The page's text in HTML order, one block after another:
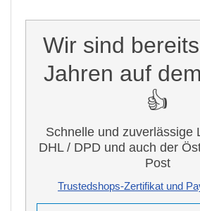
Wir sind
Jahren auf
👍
Schnelle und zuverlässige
DHL / DPD und auch der
Post
Trustedshops-Zertifikat und